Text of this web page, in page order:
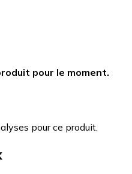
pour le moment.
pour ce produit.